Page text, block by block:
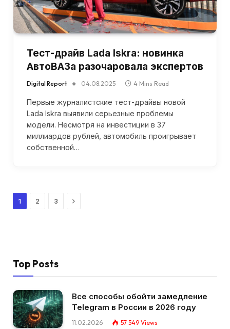
Тест-драйв Lada Iskra: новинка
АвтоВАЗа разочаровала экспертов
Digital Report 04.08.2025 4 Mins Read
Первые журналистские тест-драйвы новой
Lada Iskra выявили серьезные проблемы
модели. Несмотря на инвестиции в 37
миллиардов рублей, автомобиль проигрывает
собственной…
1 2 3 Next
Top Posts
Все способы обойти замедление
Telegram в России в 2026 году
11.02.2026 57 549 Views